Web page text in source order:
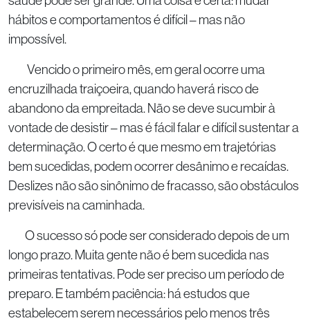
hábitos e comportamentos é difícil – mas não
impossível.
Vencido o primeiro mês, em geral ocorre uma
encruzilhada traiçoeira, quando haverá risco de
abandono da empreitada. Não se deve sucumbir à
vontade de desistir – mas é fácil falar e difícil sustentar a
determinação. O certo é que mesmo em trajetórias
bem sucedidas, podem ocorrer desânimo e recaídas.
Deslizes não são sinônimo de fracasso, são obstáculos
previsíveis na caminhada.
O sucesso só pode ser considerado depois de um
longo prazo. Muita gente não é bem sucedida nas
primeiras tentativas. Pode ser preciso um período de
preparo. E também paciência: há estudos que
estabelecem serem necessários pelo menos três